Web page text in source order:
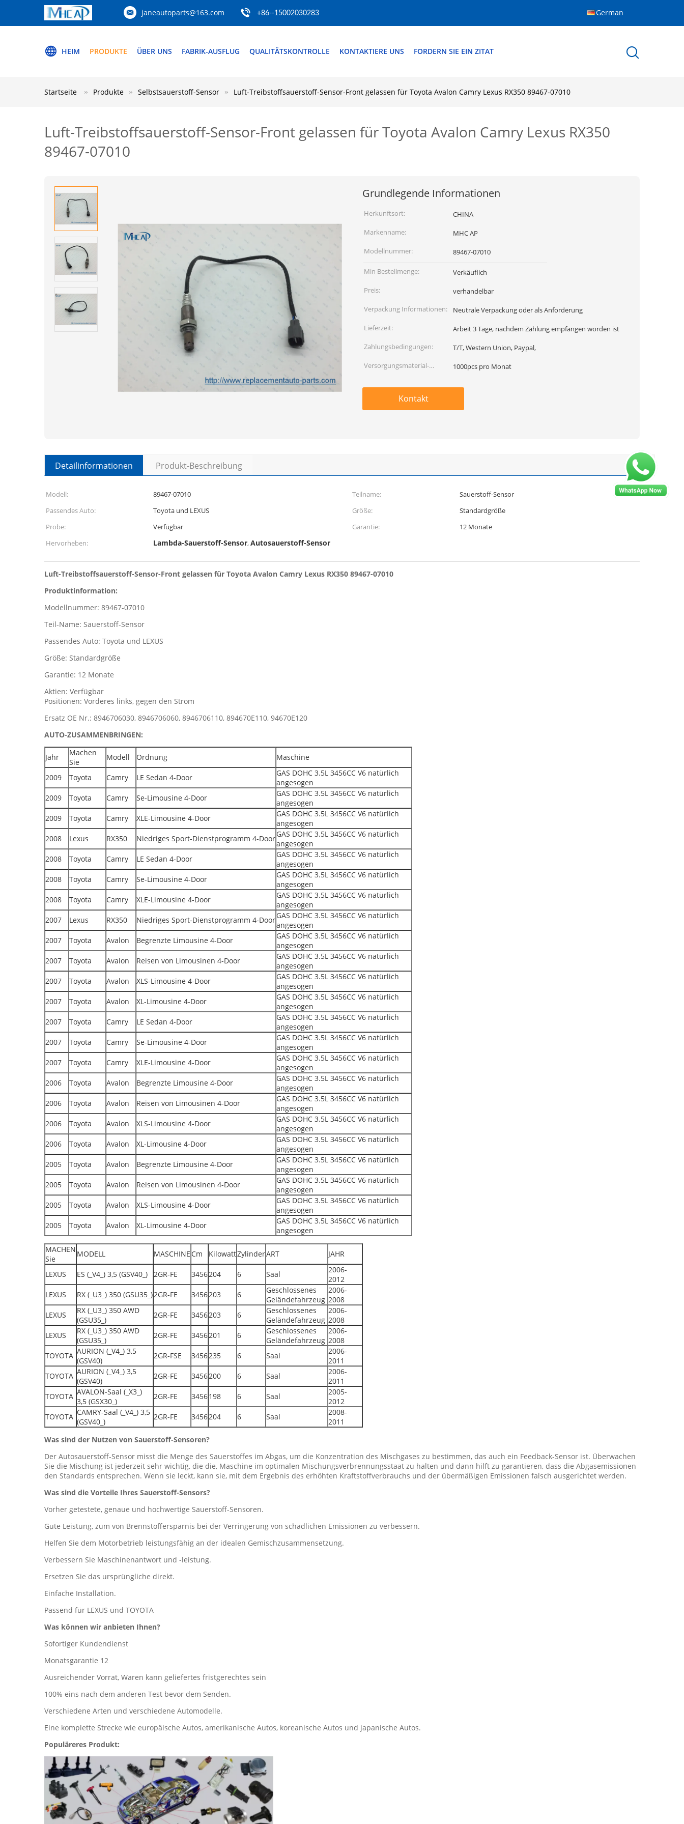
janeautoparts@163.com +86--15002030283 German
HEIM PRODUKTE ÜBER UNS FABRIK-AUSFLUG QUALITÄTSKONTROLLE KONTAKTIERE UNS FORDERN SIE EIN ZITAT
Startseite Produkte Selbstsauerstoff-Sensor Luft-Treibstoffsauerstoff-Sensor-Front gelassen für Toyota Avalon Camry Lexus RX350 89467-07010
Luft-Treibstoffsauerstoff-Sensor-Front gelassen für Toyota Avalon Camry Lexus RX350
89467-07010
Grundlegende Informationen
Herkunftsort:
CHINA
Markenname:
MHC AP
Modellnummer:
89467-07010
Min Bestellmenge:
Verkäuflich
Preis:
verhandelbar
Verpackung Informationen:
Neutrale Verpackung oder als Anforderung
Lieferzeit:
Arbeit 3 Tage, nachdem Zahlung empfangen worden ist
Zahlungsbedingungen:
T/T, Western Union, Paypal,
Versorgungsmaterial-
1000pcs pro Monat
Kontakt
Detailinformationen Produkt-Beschreibung
Modell: 89467-07010 Teilname:
Sauerstoff-Sensor
Passendes Auto:
Toyota und LEXUS Größe:
Standardgröße
Probe:
Verfügbar Garantie:
12 Monate
Hervorheben:
Lambda-Sauerstoff-Sensor,Autosauerstoff-Sensor
Luft-Treibstoffsauerstoff-Sensor-Front gelassen für Toyota Avalon Camry Lexus RX350 89467-07010
Produktinformation:
Modellnummer: 89467-07010
Teil-Name: Sauerstoff-Sensor
Passendes Auto: Toyota und LEXUS
Größe: Standardgröße
Garantie: 12 Monate
Aktien: Verfügbar
Positionen: Vorderes links, gegen den Strom
Ersatz OE Nr.: 8946706030, 8946706060, 8946706110, 894670E110, 94670E120
AUTO-ZUSAMMENBRINGEN:
Jahr
Machen
Sie
Modell Ordnung Maschine
2009 Toyota Camry LE Sedan 4-Door
GAS DOHC 3.5L 3456CC V6 natürlich
angesogen
2009
Toyota Camry Se-Limousine 4-Door
GAS DOHC 3.5L 3456CC V6 natürlich
angesogen
2009
Toyota Camry XLE-Limousine 4-Door
GAS DOHC 3.5L 3456CC V6 natürlich
angesogen
2008
Lexus RX350 Niedriges Sport-Dienstprogramm 4-DoorGAS DOHC 3.5L 3456CC V6 natürlich
angesogen
2008
Toyota Camry LE Sedan 4-Door
GAS DOHC 3.5L 3456CC V6 natürlich
angesogen
2008
Toyota Camry Se-Limousine 4-Door
GAS DOHC 3.5L 3456CC V6 natürlich
angesogen
2008
Toyota Camry XLE-Limousine 4-Door
GAS DOHC 3.5L 3456CC V6 natürlich
angesogen
2007
Lexus RX350 Niedriges Sport-Dienstprogramm 4-DoorGAS DOHC 3.5L 3456CC V6 natürlich
angesogen
2007
Toyota Avalon Begrenzte Limousine 4-Door
GAS DOHC 3.5L 3456CC V6 natürlich
angesogen
2007
Toyota Avalon Reisen von Limousinen 4-Door
GAS DOHC 3.5L 3456CC V6 natürlich
angesogen
2007
Toyota Avalon XLS-Limousine 4-Door
GAS DOHC 3.5L 3456CC V6 natürlich
angesogen
2007
Toyota Avalon XL-Limousine 4-Door
GAS DOHC 3.5L 3456CC V6 natürlich
angesogen
2007
Toyota Camry LE Sedan 4-Door
GAS DOHC 3.5L 3456CC V6 natürlich
angesogen
2007
Toyota Camry Se-Limousine 4-Door
GAS DOHC 3.5L 3456CC V6 natürlich
angesogen
2007
Toyota Camry XLE-Limousine 4-Door
GAS DOHC 3.5L 3456CC V6 natürlich
angesogen
2006
Toyota Avalon Begrenzte Limousine 4-Door
GAS DOHC 3.5L 3456CC V6 natürlich
angesogen
2006
Toyota Avalon Reisen von Limousinen 4-Door
GAS DOHC 3.5L 3456CC V6 natürlich
angesogen
2006
Toyota Avalon XLS-Limousine 4-Door
GAS DOHC 3.5L 3456CC V6 natürlich
angesogen
2006
Toyota Avalon XL-Limousine 4-Door
GAS DOHC 3.5L 3456CC V6 natürlich
angesogen
2005
Toyota Avalon Begrenzte Limousine 4-Door
GAS DOHC 3.5L 3456CC V6 natürlich
angesogen
2005
Toyota Avalon Reisen von Limousinen 4-Door
GAS DOHC 3.5L 3456CC V6 natürlich
angesogen
2005
Toyota Avalon XLS-Limousine 4-Door
GAS DOHC 3.5L 3456CC V6 natürlich
angesogen
2005
Toyota Avalon XL-Limousine 4-Door
GAS DOHC 3.5L 3456CC V6 natürlich
angesogen
MACHEN
Sie
MODELL MASCHINE Cm KilowattZylinderART JAHR
LEXUS ES (_V4_) 3,5 (GSV40_) 2GR-FE 3456204 6 Saal
2006-
2012
LEXUS
RX (_U3_) 350 (GSU35_)2GR-FE 3456203 6
Geschlossenes
Geländefahrzeug
2006-
2008
LEXUS
RX (_U3_) 350 AWD
(GSU35_)
2GR-FE 3456203 6
Geschlossenes
Geländefahrzeug
2006-
2008
LEXUS
RX (_U3_) 350 AWD
(GSU35_)
2GR-FE 3456201 6
Geschlossenes
Geländefahrzeug
2006-
2008
TOYOTA AURION (_V4_) 3,5
(GSV40)
2GR-FSE 3456235 6 Saal
2006-
2011
TOYOTA AURION (_V4_) 3,5
(GSV40)
2GR-FE 3456200 6 Saal
2006-
2011
TOYOTA AVALON-Saal (_X3_)
3,5 (GSX30_)
2GR-FE 3456198 6 Saal
2005-
2012
TOYOTA CAMRY-Saal (_V4_) 3,5
(GSV40_)
2GR-FE 3456204 6 Saal
2008-
2011
Was sind der Nutzen von Sauerstoff-Sensoren?
Der Autosauerstoff-Sensor misst die Menge des Sauerstoffes im Abgas, um die Konzentration des Mischgases zu bestimmen, das auch ein Feedback-Sensor ist. Überwachen
Sie die Mischung ist jederzeit sehr wichtig, die die, Maschine im optimalen Mischungsverbrennungsstaat zu halten und dann hilft zu garantieren, dass die Abgasemissionen
den Standards entsprechen. Wenn sie leckt, kann sie, mit dem Ergebnis des erhöhten Kraftstoffverbrauchs und der übermäßigen Emissionen falsch ausgerichtet werden.
Was sind die Vorteile Ihres Sauerstoff-Sensors?
Vorher getestete, genaue und hochwertige Sauerstoff-Sensoren.
Gute Leistung, zum von Brennstoffersparnis bei der Verringerung von schädlichen Emissionen zu verbessern.
Helfen Sie dem Motorbetrieb leistungsfähig an der idealen Gemischzusammensetzung.
Verbessern Sie Maschinenantwort und -leistung.
Ersetzen Sie das ursprüngliche direkt.
Einfache Installation.
Passend für LEXUS und TOYOTA
Was können wir anbieten Ihnen?
Sofortiger Kundendienst
Monatsgarantie 12
Ausreichender Vorrat, Waren kann geliefertes fristgerechtes sein
100% eins nach dem anderen Test bevor dem Senden.
Verschiedene Arten und verschiedene Automodelle.
Eine komplette Strecke wie europäische Autos, amerikanische Autos, koreanische Autos und japanische Autos.
Populäreres Produkt: